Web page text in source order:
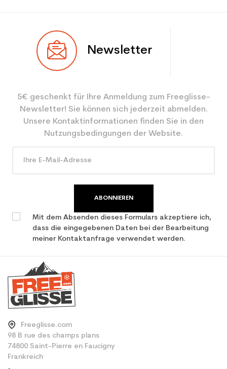
Newsletter
5€ geschenkt für Ihre Anmeldung zum Freeglisse-
Newsletter! Sie können sich jederzeit abmelden.
Unsere Kontaktinformationen finden Sie in den
Nutzungsbedingungen der Website.
ABONNIEREN
Mit dem Absenden dieses Formulars akzeptiere ich,
dass die eingegebenen Daten bei der Bearbeitung
meiner Kontaktanfrage verwendet werden.
Freeglisse.com
98 B rue des champs plans
74800 Saint-Pierre en Faucigny
Frankreich